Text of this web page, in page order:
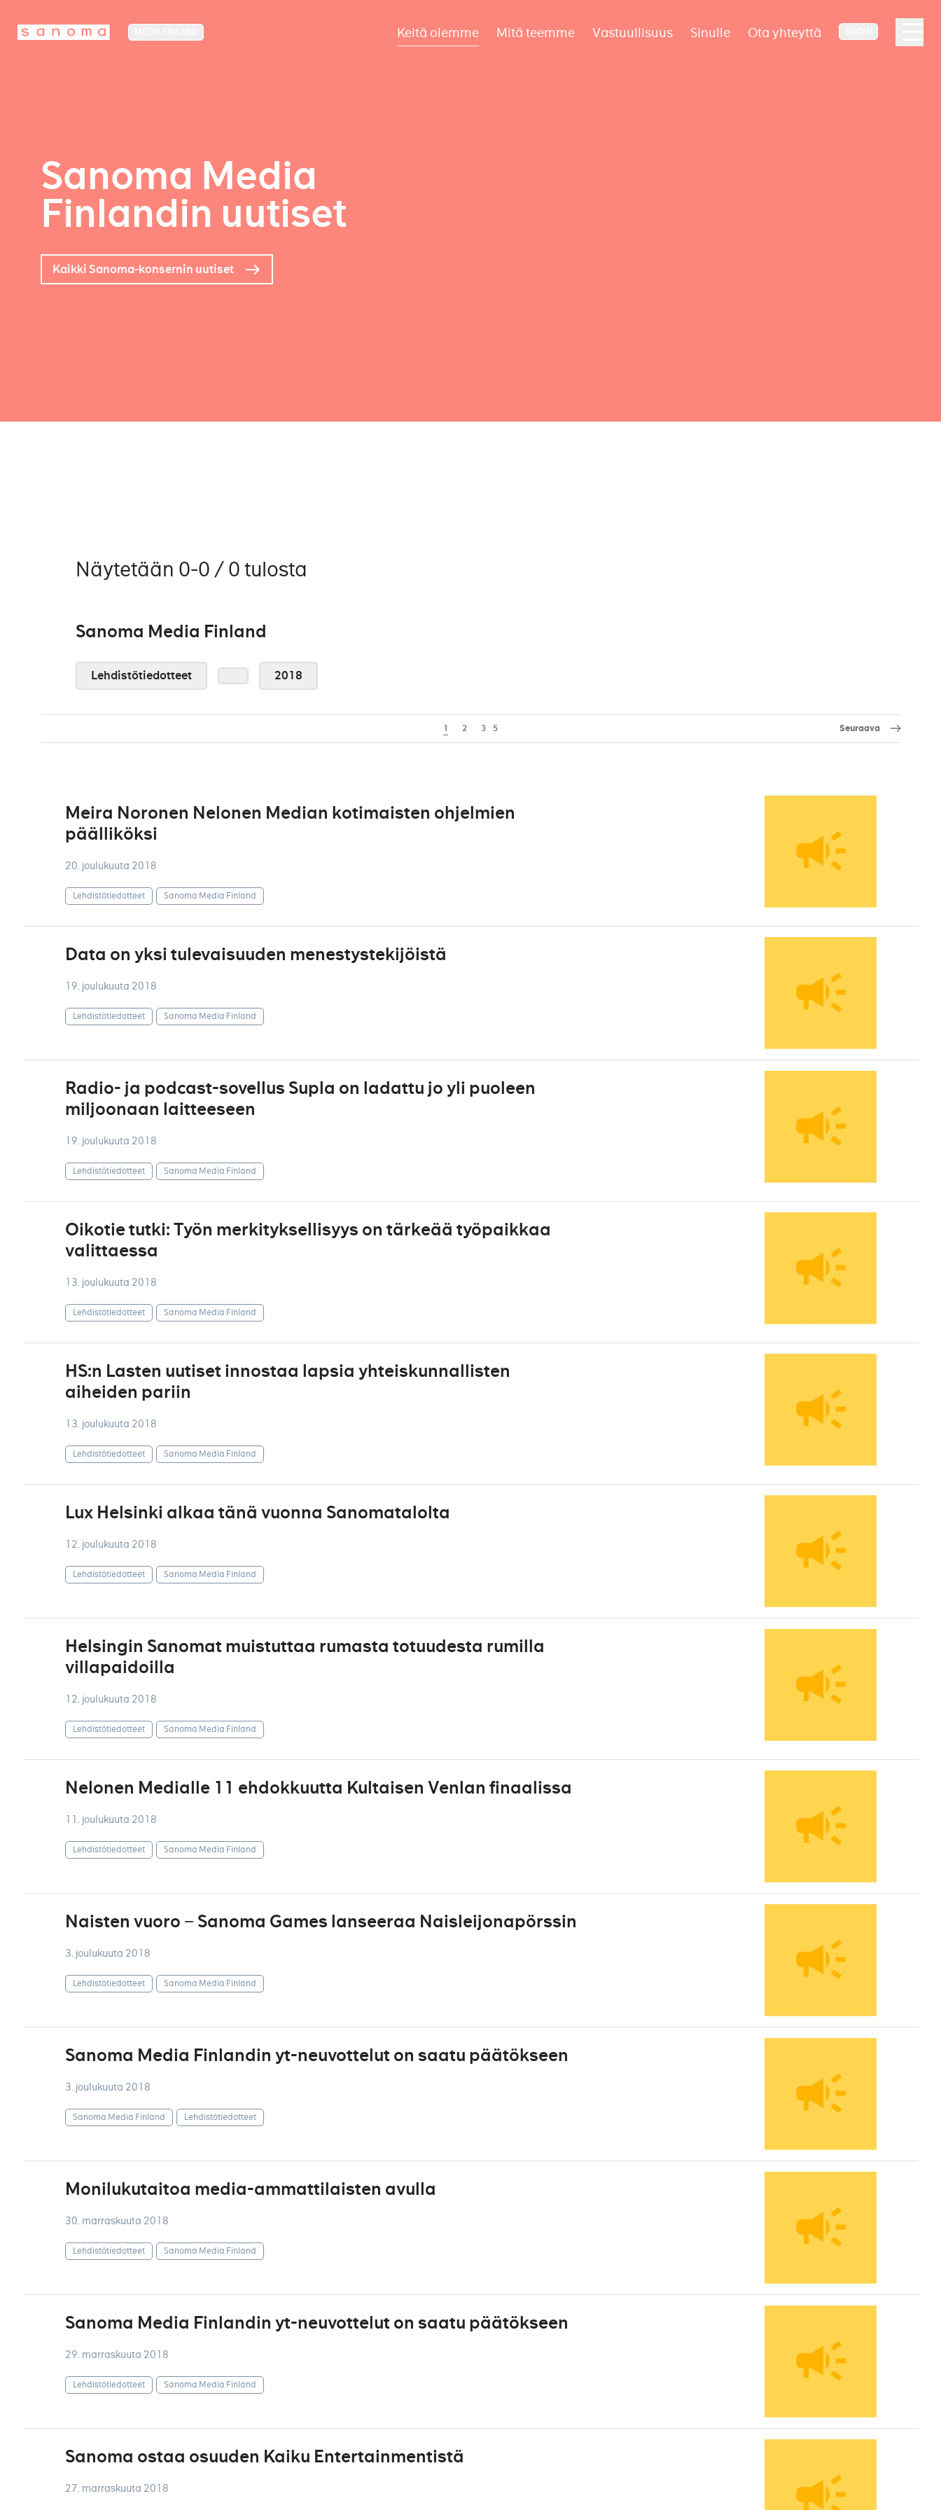
Keitä olemme Mitä teemme Vastuullisuus Sinulle Ota yhteyttä
Sanoma Media
Finlandin uutiset
Kaikki Sanoma-konsernin uutiset
Näytetään 0-0 / 0 tulosta
Sanoma Media Finland
Lehdistötiedotteet 2018
1 2 3 5 Seuraava
Meira Noronen Nelonen Median kotimaisten ohjelmien
päälliköksi
20. joulukuuta 2018
Lehdistötiedotteet Sanoma Media Finland
Data on yksi tulevaisuuden menestystekijöistä
19. joulukuuta 2018
Lehdistötiedotteet Sanoma Media Finland
Radio- ja podcast-sovellus Supla on ladattu jo yli puoleen
miljoonaan laitteeseen
19. joulukuuta 2018
Lehdistötiedotteet Sanoma Media Finland
Oikotie tutki: Työn merkityksellisyys on tärkeää työpaikkaa
valittaessa
13. joulukuuta 2018
Lehdistötiedotteet Sanoma Media Finland
HS:n Lasten uutiset innostaa lapsia yhteiskunnallisten
aiheiden pariin
13. joulukuuta 2018
Lehdistötiedotteet Sanoma Media Finland
Lux Helsinki alkaa tänä vuonna Sanomatalolta
12. joulukuuta 2018
Lehdistötiedotteet Sanoma Media Finland
Helsingin Sanomat muistuttaa rumasta totuudesta rumilla
villapaidoilla
12. joulukuuta 2018
Lehdistötiedotteet Sanoma Media Finland
Nelonen Medialle 11 ehdokkuutta Kultaisen Venlan finaalissa
11. joulukuuta 2018
Lehdistötiedotteet Sanoma Media Finland
Naisten vuoro − Sanoma Games lanseeraa Naisleijonapörssin
3. joulukuuta 2018
Lehdistötiedotteet Sanoma Media Finland
Sanoma Media Finlandin yt-neuvottelut on saatu päätökseen
3. joulukuuta 2018
Sanoma Media Finland Lehdistötiedotteet
Monilukutaitoa media-ammattilaisten avulla
30. marraskuuta 2018
Lehdistötiedotteet Sanoma Media Finland
Sanoma Media Finlandin yt-neuvottelut on saatu päätökseen
29. marraskuuta 2018
Lehdistötiedotteet Sanoma Media Finland
Sanoma ostaa osuuden Kaiku Entertainmentistä
27. marraskuuta 2018